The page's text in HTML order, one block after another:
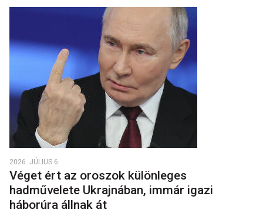
2026. JÚLIUS 6.
Véget ért az oroszok különleges
hadművelete Ukrajnában, immár igazi
háborúra állnak át